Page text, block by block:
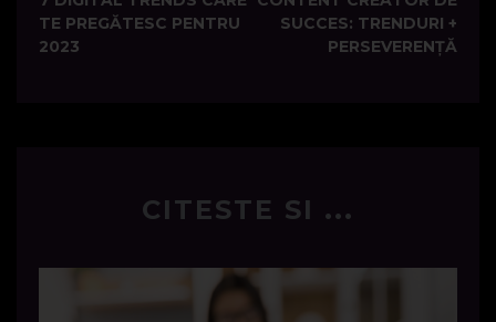
navigation
TE PREGĂTESC PENTRU
2023
SUCCES: TRENDURI +
PERSEVERENȚĂ
CITESTE SI ...